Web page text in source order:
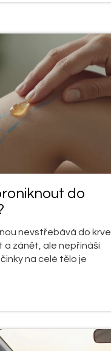
do
nevstřebává do krve.
a zánět, ale nepřináší
na celé tělo je